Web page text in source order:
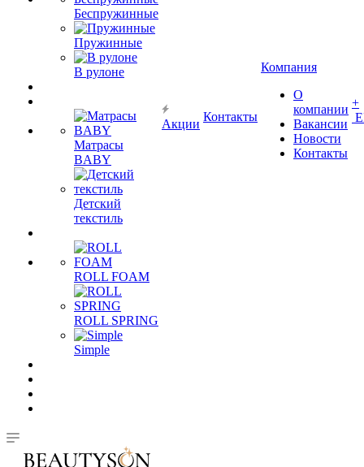
Беспружинные
Пружинные
В рулоне
Матрасы
BABY
Детский
текстиль
ROLL FOAM
ROLL SPRING
Simple
Акции
Контакты
Компания
О
компании
Вакансии
Новости
Контакты
+